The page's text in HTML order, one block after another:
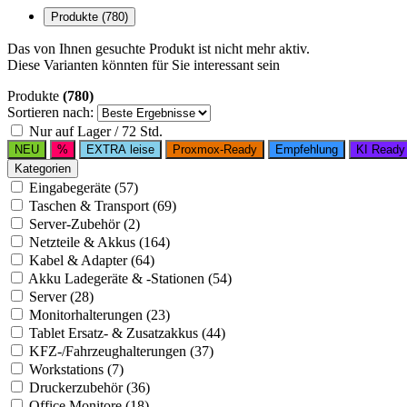
Produkte (780)
Das von Ihnen gesuchte Produkt ist nicht mehr aktiv.
Diese Varianten könnten für Sie interessant sein
Produkte (780)
Sortieren nach:
Nur auf Lager / 72 Std.
NEU % EXTRA leise Proxmox-Ready Empfehlung
KI Ready
Kategorien
Eingabegeräte (57)
Taschen & Transport (69)
Server-Zubehör (2)
Netzteile & Akkus (164)
Kabel & Adapter (64)
Akku Ladegeräte & -Stationen (54)
Server (28)
Monitorhalterungen (23)
Tablet Ersatz- & Zusatzakkus (44)
KFZ-/Fahrzeughalterungen (37)
Workstations (7)
Druckerzubehör (36)